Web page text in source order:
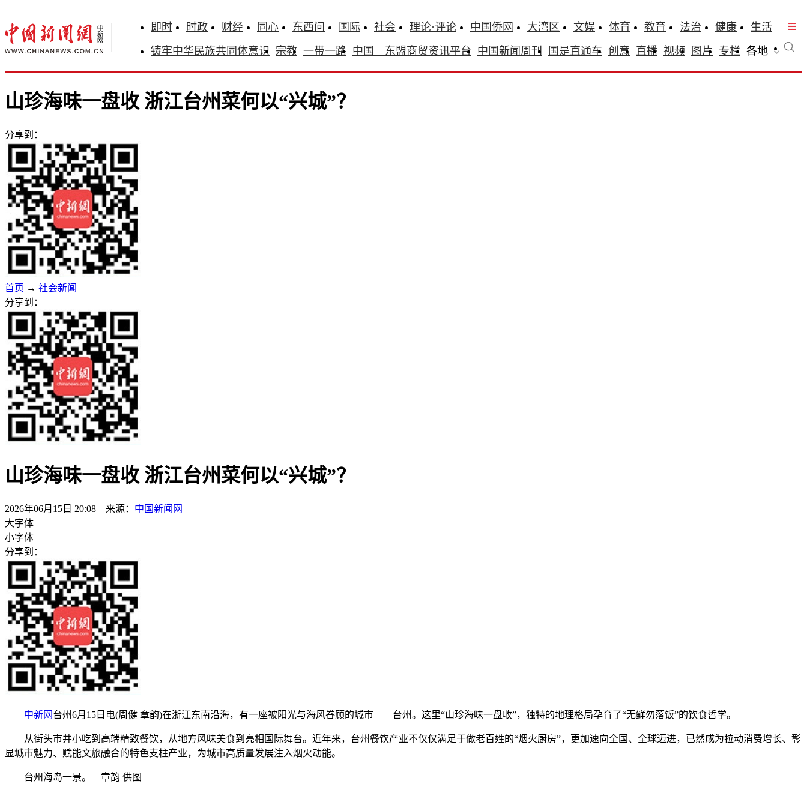
即时 时政 财经 同心 东西问 国际 社会 理论·评论 中国侨网 大湾区 文娱 体育 教育 法治 健康
生活
铸牢中华民族共同体意识 宗教 一带一路 中国—东盟商贸资讯平台 中国新闻周刊 国是直通车 创意 直播 视频 图片 专栏 各地
山珍海味一盘收 浙江台州菜何以“兴城”？
分享到：
首页 → 社会新闻
分享到：
山珍海味一盘收 浙江台州菜何以“兴城”？
2026年06月15日 20:08 来源： 中国新闻网
大字体
小字体
分享到：
中新网 台州6月15日电(周健 章韵)在浙江东南沿海，有一座被阳光与海风眷顾的城市——台州。这里“山珍海味一盘收”，独特的地理格局孕育了“无鲜勿落饭”的饮食哲学。
从街头市井小吃到高端精致餐饮，从地方风味美食到亮相国际舞台。近年来，台州餐饮产业不仅仅满足于做老百姓的“烟火厨房”，更加速向全国、全球迈进，已然成为拉动消费增长、彰
显城市魅力、赋能文旅融合的特色支柱产业，为城市高质量发展注入烟火动能。
台州海岛一景。 章韵 供图